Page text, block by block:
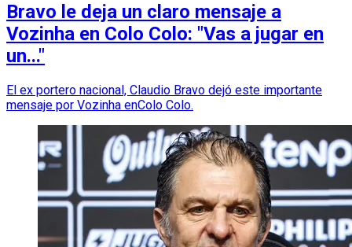
Bravo le deja un claro mensaje a
Vozinha en Colo Colo: "Vas a jugar en
un..."
El ex portero nacional, Claudio Bravo dejó este importante
mensaje por Vozinha enColo Colo.